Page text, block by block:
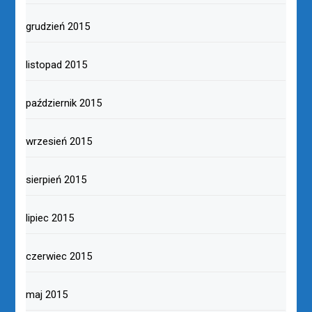
grudzień 2015
listopad 2015
październik 2015
wrzesień 2015
sierpień 2015
lipiec 2015
czerwiec 2015
maj 2015